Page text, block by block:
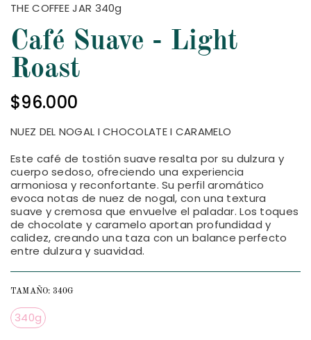
THE COFFEE JAR 340g
Café Suave - Light
Roast
$96.000
NUEZ DEL NOGAL I CHOCOLATE I CARAMELO
Este café de tostión suave resalta por su dulzura y
cuerpo sedoso, ofreciendo una experiencia
armoniosa y reconfortante. Su perfil aromático
evoca notas de nuez de nogal, con una textura
suave y cremosa que envuelve el paladar. Los toques
de chocolate y caramelo aportan profundidad y
calidez, creando una taza con un balance perfecto
entre dulzura y suavidad.
TAMAÑO: 340G
340g